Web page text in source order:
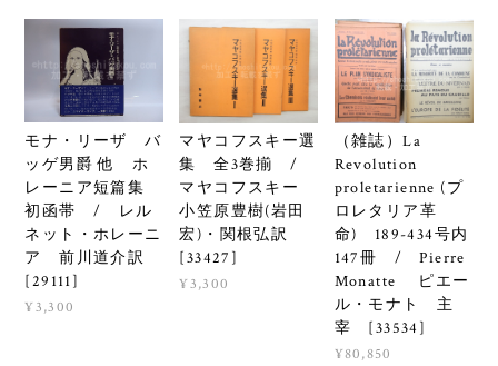
モナ・リーザ バ
ッゲ男爵 他 ホ
レーニア短篇集
初函帯 / レル
ネット・ホレーニ
ア 前川道介訳
[29111]
¥3,300
マヤコフスキー選
集 全3巻揃 /
マヤコフスキー
小笠原豊樹(岩田
宏)・関根弘訳
[33427]
¥3,300
（雑誌）La
Revolution
proletarienne (プ
ロレタリア革
命) 189-434号内
147冊 / Pierre
Monatte ピエー
ル・モナト 主
宰 [33534]
¥80,850